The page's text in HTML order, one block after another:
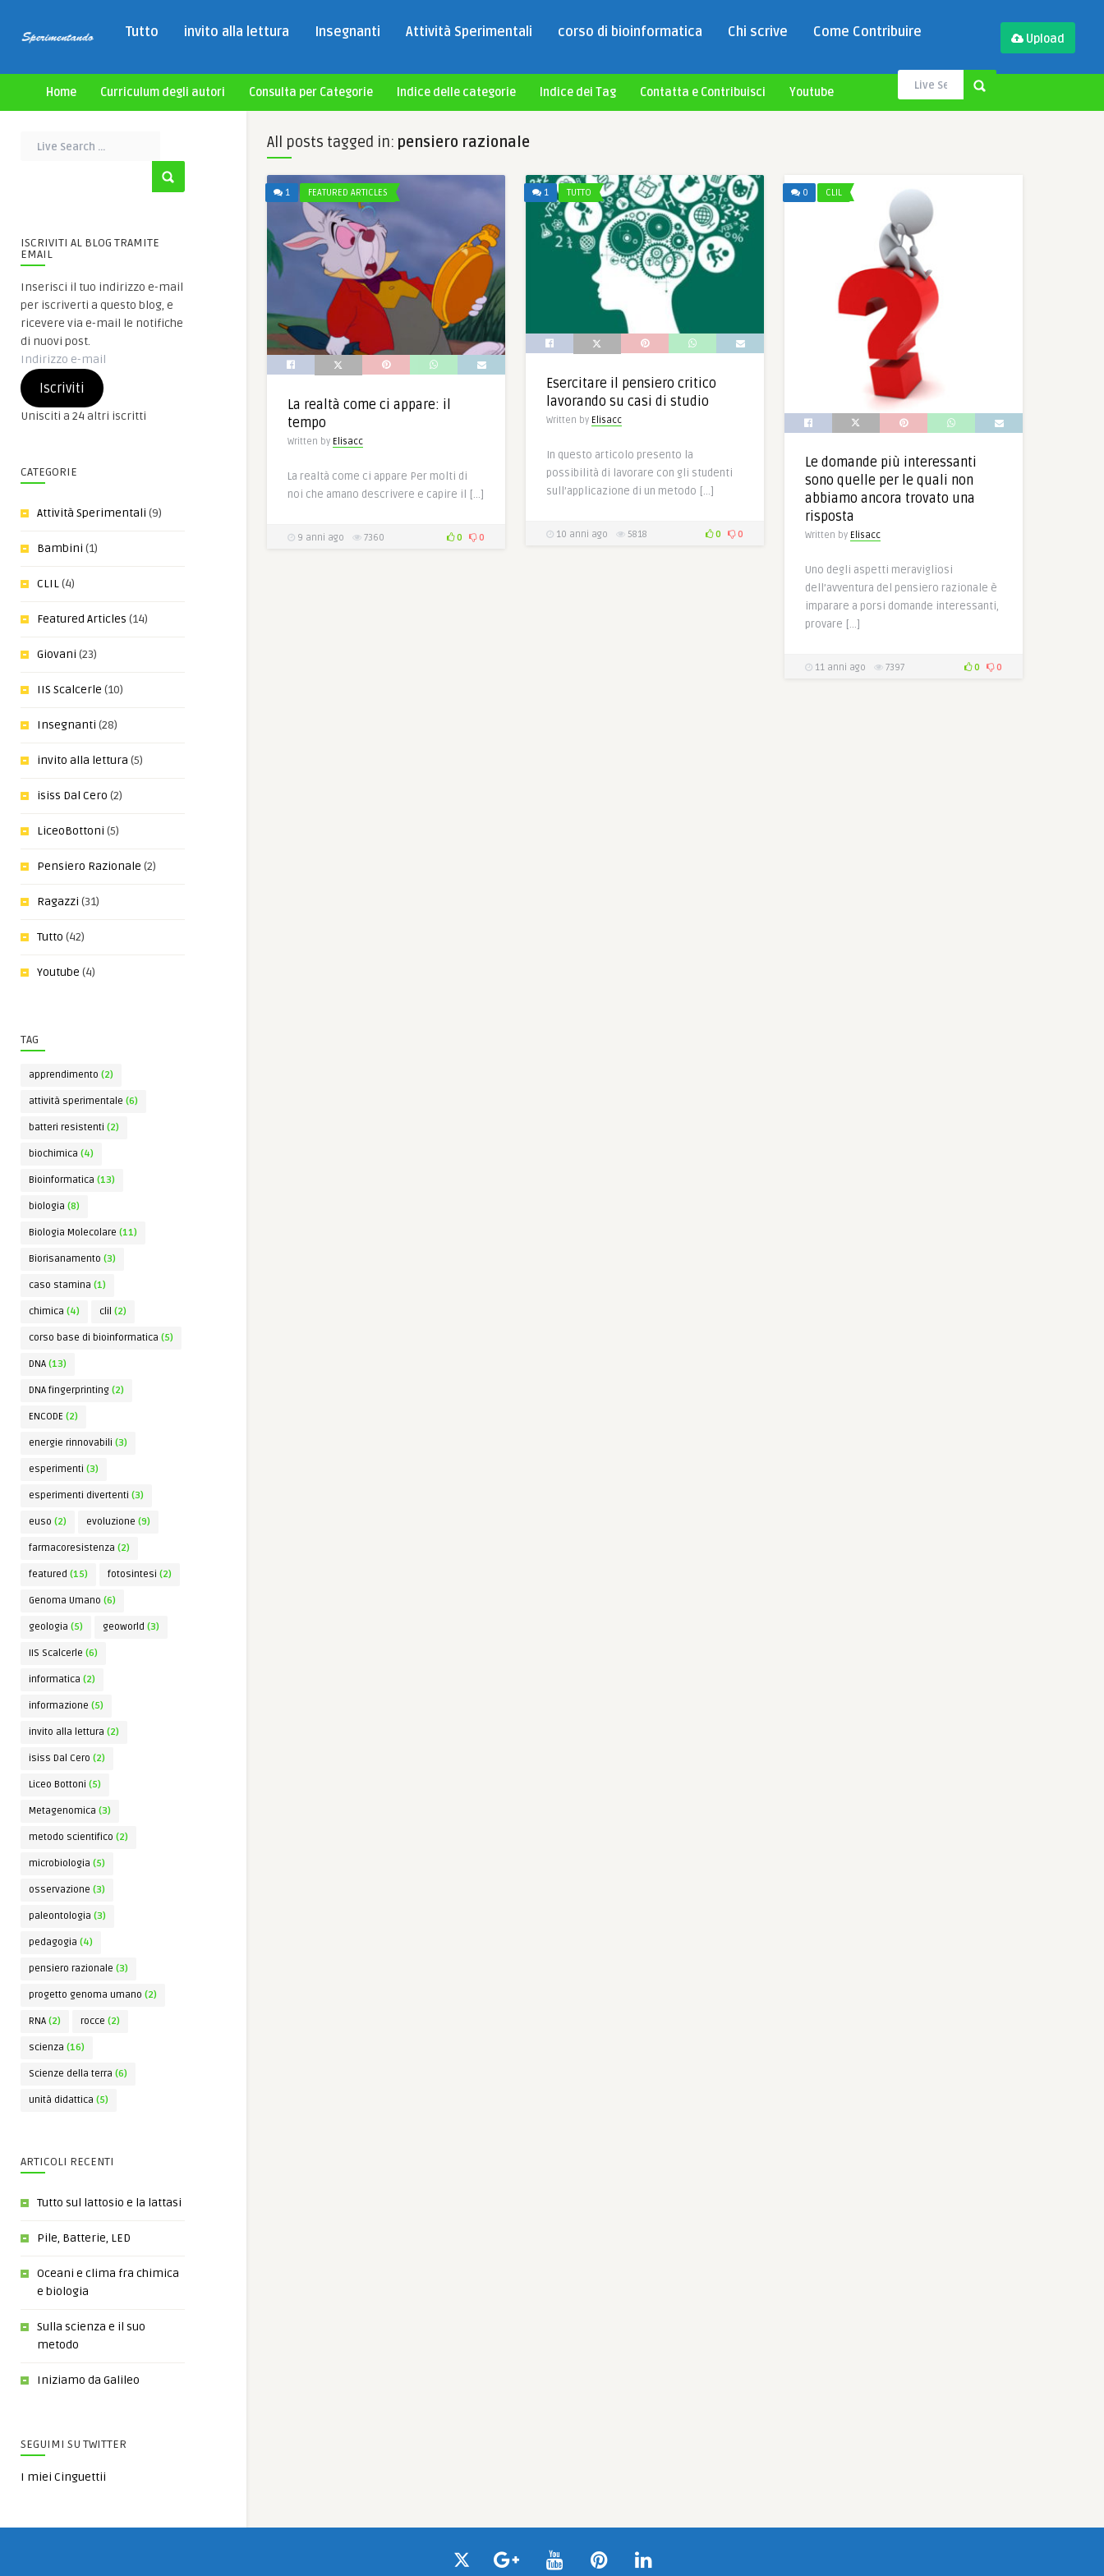
Tutto invito alla lettura Insegnanti Attività Sperimentali corso di bioinformatica Chi scrive Come Contribuire Upload
Home Curriculum degli autori Consulta per Categorie Indice delle categorie Indice dei Tag Contatta e Contribuisci Youtube
ISCRIVITI AL BLOG TRAMITE
EMAIL
Inserisci il tuo indirizzo e-mail
per iscriverti a questo blog, e
ricevere via e-mail le notifiche
di nuovi post.
Indirizzo
e-
mailIscriviti
Unisciti a 24 altri iscritti
CATEGORIE
Attività Sperimentali (9)
Bambini (1)
CLIL(4)
Featured Articles (14)
Giovani (23)
IIS Scalcerle (10)
Insegnanti (28)
invito alla lettura (5)
isiss Dal Cero (2)
LiceoBottoni (5)
Pensiero Razionale (2)
Ragazzi (31)
Tutto (42)
Youtube (4)
TAG
apprendimento (2)
attività sperimentale (6)
batteri resistenti (2)
biochimica (4)
Bioinformatica (13)
biologia (8)
Biologia Molecolare (11)
Biorisanamento (3)
caso stamina (1)
chimica (4) clil (2)
corso base di bioinformatica (5)
DNA (13)
DNA fingerprinting (2)
ENCODE (2)
energie rinnovabili (3)
esperimenti (3)
esperimenti divertenti (3)
euso (2) evoluzione (9)
farmacoresistenza (2)
featured (15) fotosintesi (2)
Genoma Umano (6)
geologia (5) geoworld (3)
IIS Scalcerle (6)
informatica (2)
informazione (5)
invito alla lettura (2)
isiss Dal Cero (2)
Liceo Bottoni (5)
Metagenomica (3)
metodo scientifico (2)
microbiologia (5)
osservazione (3)
paleontologia (3)
pedagogia (4)
pensiero razionale (3)
progetto genoma umano (2)
RNA (2) rocce (2)
scienza (16)
Scienze della terra (6)
unità didattica (5)
ARTICOLI RECENTI
Tutto sul lattosio e la lattasi
Pile, Batterie, LED
Oceani e clima fra chimica
e biologia
Sulla scienza e il suo
metodo
Iniziamo da Galileo
SEGUIMI SU TWITTER
I miei Cinguettii
All posts tagged in: pensiero razionale
1 FEATURED ARTICLES
La realtà come ci appare: il
tempo
Written by Elisacc
La realtà come ci appare Per molti di
noi che amano descrivere e capire il […]
9 anni ago 7360 0 0
1 TUTTO
Esercitare il pensiero critico
lavorando su casi di studio
Written by Elisacc
In questo articolo presento la
possibilità di lavorare con gli studenti
sull’applicazione di un metodo […]
10 anni ago 5818 0 0
0 CLIL
Le domande più interessanti
sono quelle per le quali non
abbiamo ancora trovato una
risposta
Written by Elisacc
Uno degli aspetti meravigliosi
dell’avventura del pensiero razionale è
imparare a porsi domande interessanti,
provare […]
11 anni ago 7397 0 0